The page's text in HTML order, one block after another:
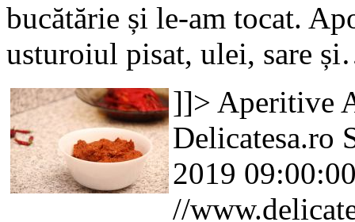
bucătărie și le-am tocat.
usturoiul pisat, ulei, sare
]]> Aperitive
Delicatesa.ro
2019
//